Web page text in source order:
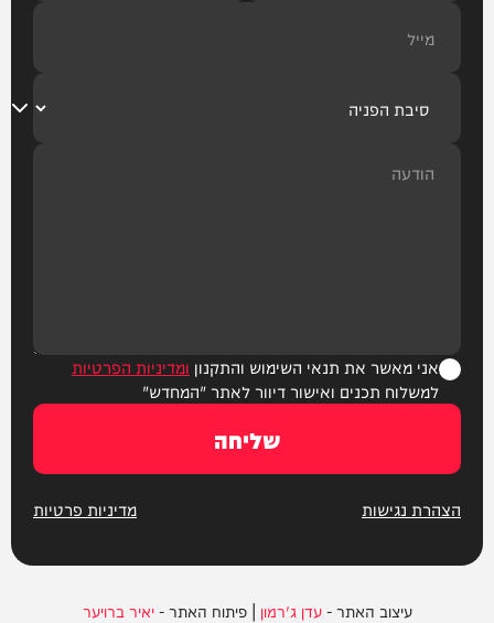
אני מאשר את תנאי השימוש והתקנון ומדיניות הפרטיות
למשלוח תכנים ואישור דיוור לאתר "המחדש"
שליחה
הצהרת נגישות מדיניות פרטיות
עיצוב האתר -עדן ג'רמון | פיתוח האתר -יאיר ברויער